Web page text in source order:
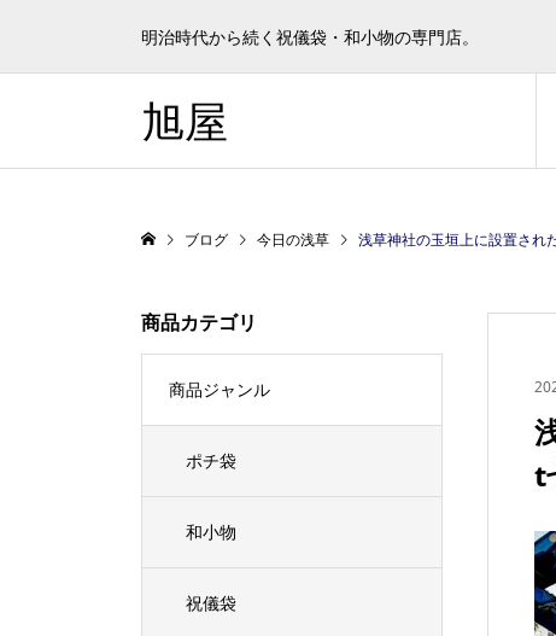
明治時代から続く祝儀袋・和小物の専門店。
旭屋
ブログ 今日の浅草 浅草神社の玉垣上に設置さ
t
商品カテゴリ
商品ジャンル
ポチ袋
和小物
祝儀袋